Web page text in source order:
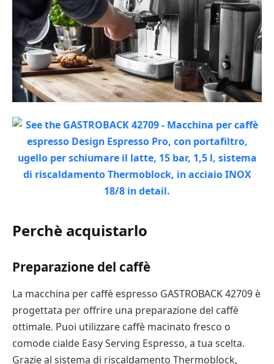
Perchè acquistarlo
Preparazione del caffè
La macchina per caffè espresso GASTROBACK 42709 è
progettata per offrire una preparazione del caffè
ottimale. Puoi utilizzare caffè macinato fresco o
comode cialde Easy Serving Espresso, a tua scelta.
Grazie al sistema di riscaldamento Thermoblock,